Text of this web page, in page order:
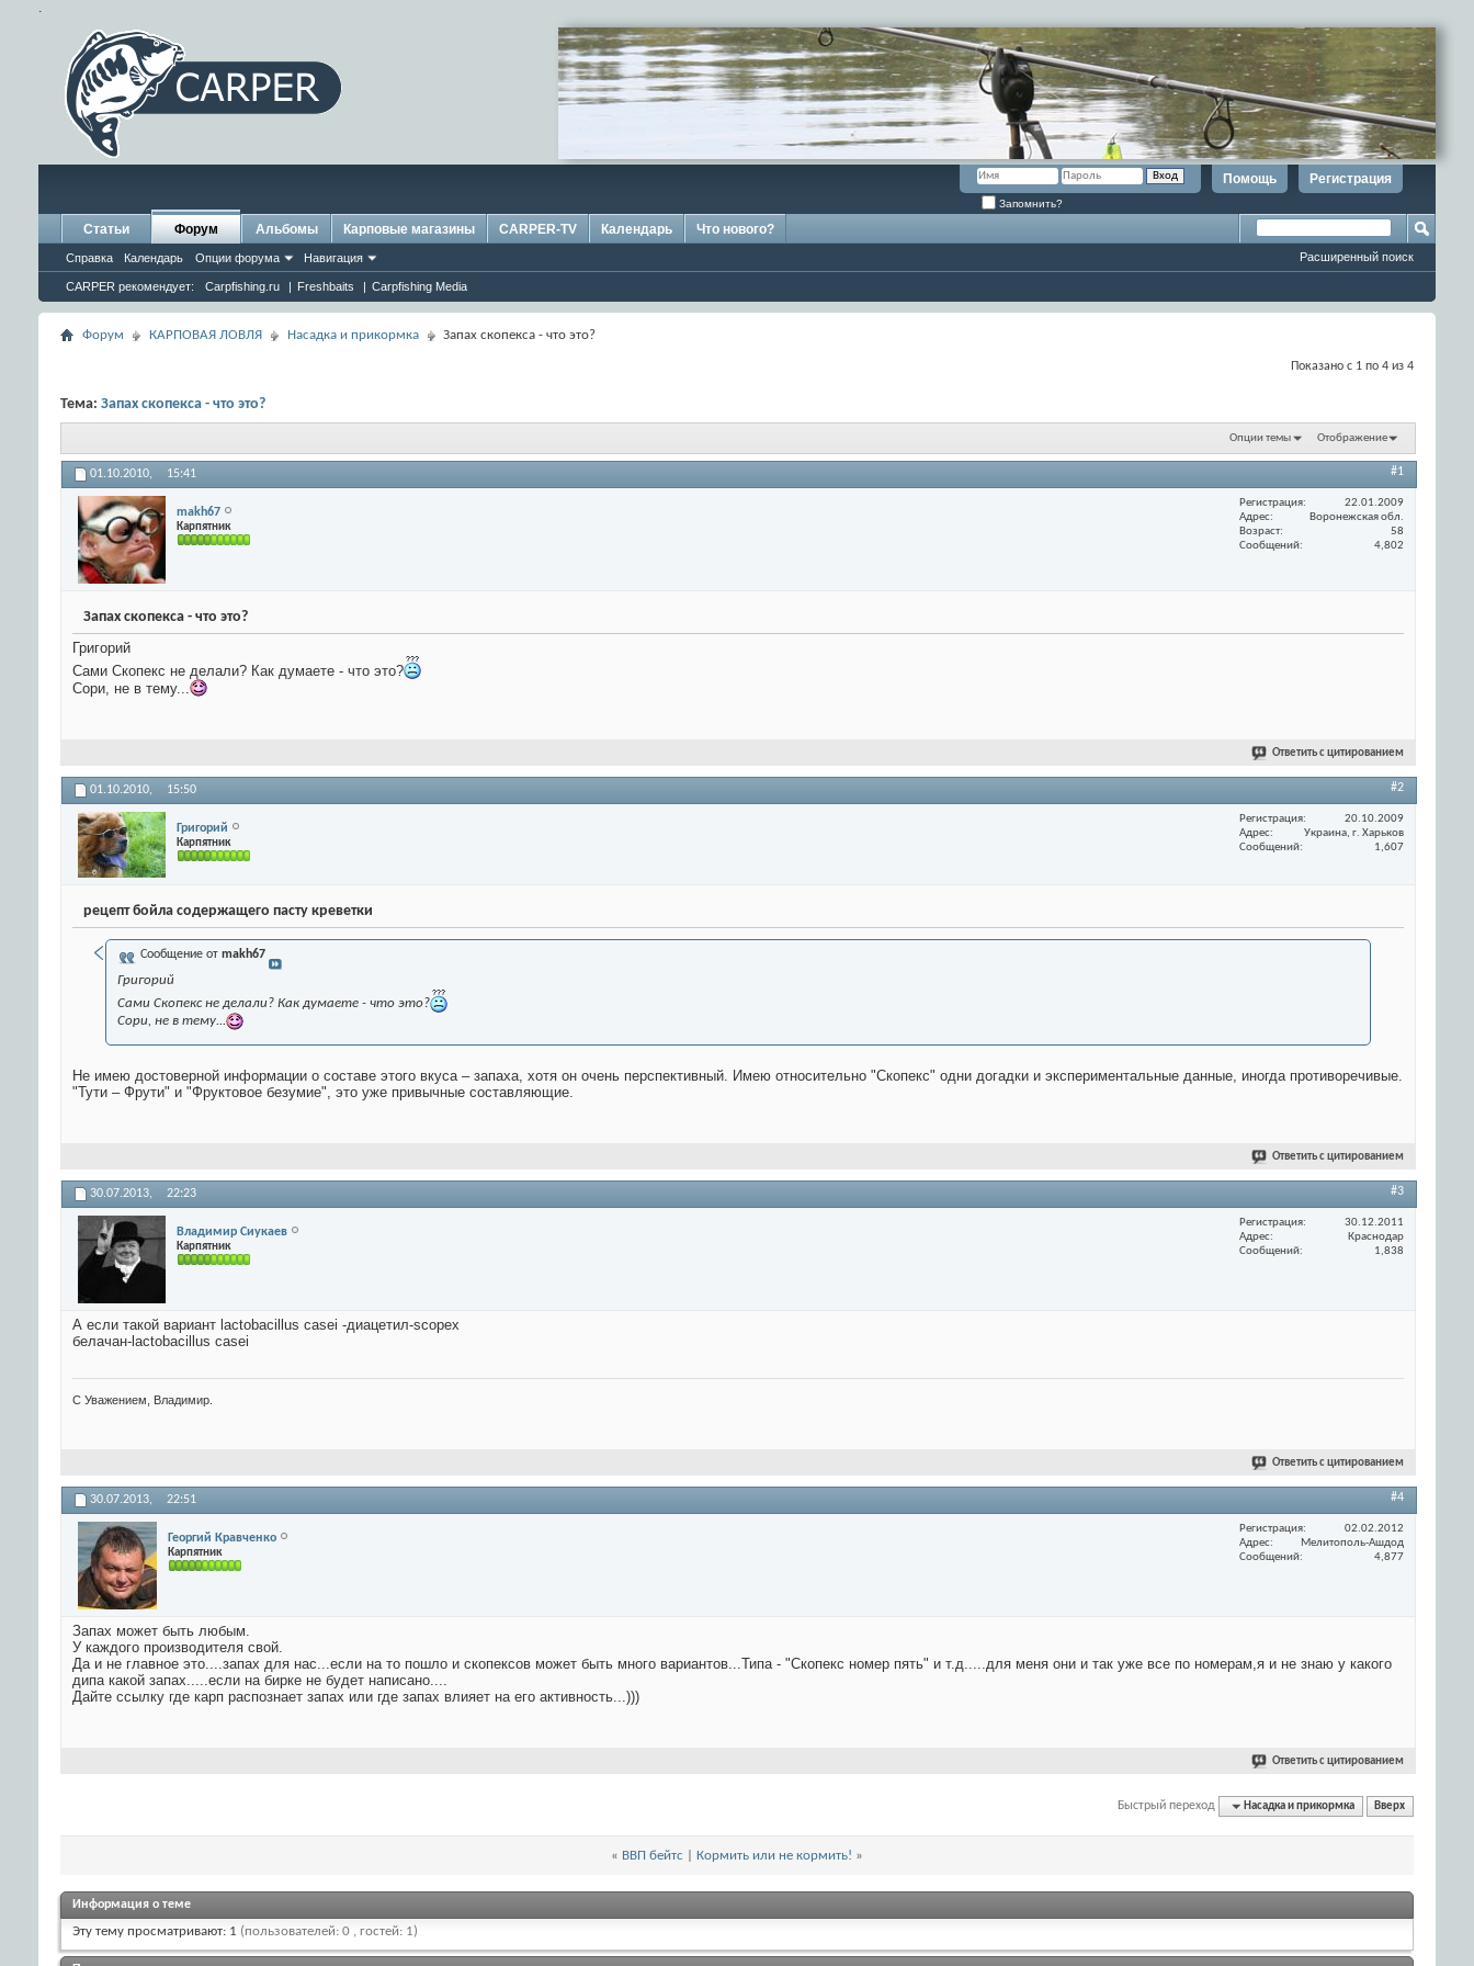
.
Регистрация
Помощь
Запомнить?
Статьи Форум
Справка Календарь Опции форума Навигация
CARPER рекомендует: Carpfishing.ru | Freshbaits | Carpfishing Media
Альбомы Карповые магазины CARPER-TV Календарь Что нового?
Расширенный поиск
Форум КАРПОВАЯ ЛОВЛЯ Насадка и прикормка Запах скопекса - что это?
Показано с 1 по 4 из 4
Тема: Запах скопекса - что это?
Опции темы Отображение
01.10.2010, 15:41 #1
makh67
Карпятник
Регистрация
22.01.2009
Адрес
Воронежская обл.
Возраст
58
Сообщений
4,802
Запах скопекса - что это?
Григорий
Сами Скопекс не делали? Как думаете - что это?
Сори, не в тему...
Ответить с цитированием
01.10.2010, 15:50 #2
Григорий
Карпятник
Регистрация
20.10.2009
Адрес
Украина, г. Харьков
Сообщений
1,607
рецепт бойла содержащего пасту креветки
Сообщение от makh67
Григорий
Сами Скопекс не делали? Как думаете - что это?
Сори, не в тему...
Не имею достоверной информации о составе этого вкуса – запаха, хотя он очень перспективный. Имею относительно "Скопекс" одни догадки и экспериментальные данные, иногда противоречивые.
"Тути – Фрути" и "Фруктовое безумие", это уже привычные составляющие.
Ответить с цитированием
30.07.2013, 22:23 #3
Владимир Сиукаев
Карпятник
Регистрация
30.12.2011
Адрес
Краснодар
Сообщений
1,838
А если такой вариант lactobacillus casei -диацетил-scopex
белачан-lactobacillus casei
С Уважением, Владимир.
Ответить с цитированием
30.07.2013, 22:51 #4
Георгий Кравченко
Карпятник
Регистрация
02.02.2012
Адрес
Мелитополь-Ашдод
Сообщений
4,877
Запах может быть любым.
У каждого производителя свой.
Да и не главное это....запах для нас...если на то пошло и скопексов может быть много вариантов...Типа - "Скопекс номер пять" и т.д.....для меня они и так уже все по номерам,я и не знаю у какого
дипа какой запах.....если на бирке не будет написано....
Дайте ссылку где карп распознает запах или где запах влияет на его активность...)))
Ответить с цитированием
Быстрый переход Насадка и прикормка Вверх
« ВВП бейтс Кормить или не кормить! »
Информация о теме
Эту тему просматривают: 1 (пользователей: 0 , гостей: 1)